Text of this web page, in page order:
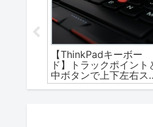
【WordPress】固定ペー
ジが404になってた時
対応